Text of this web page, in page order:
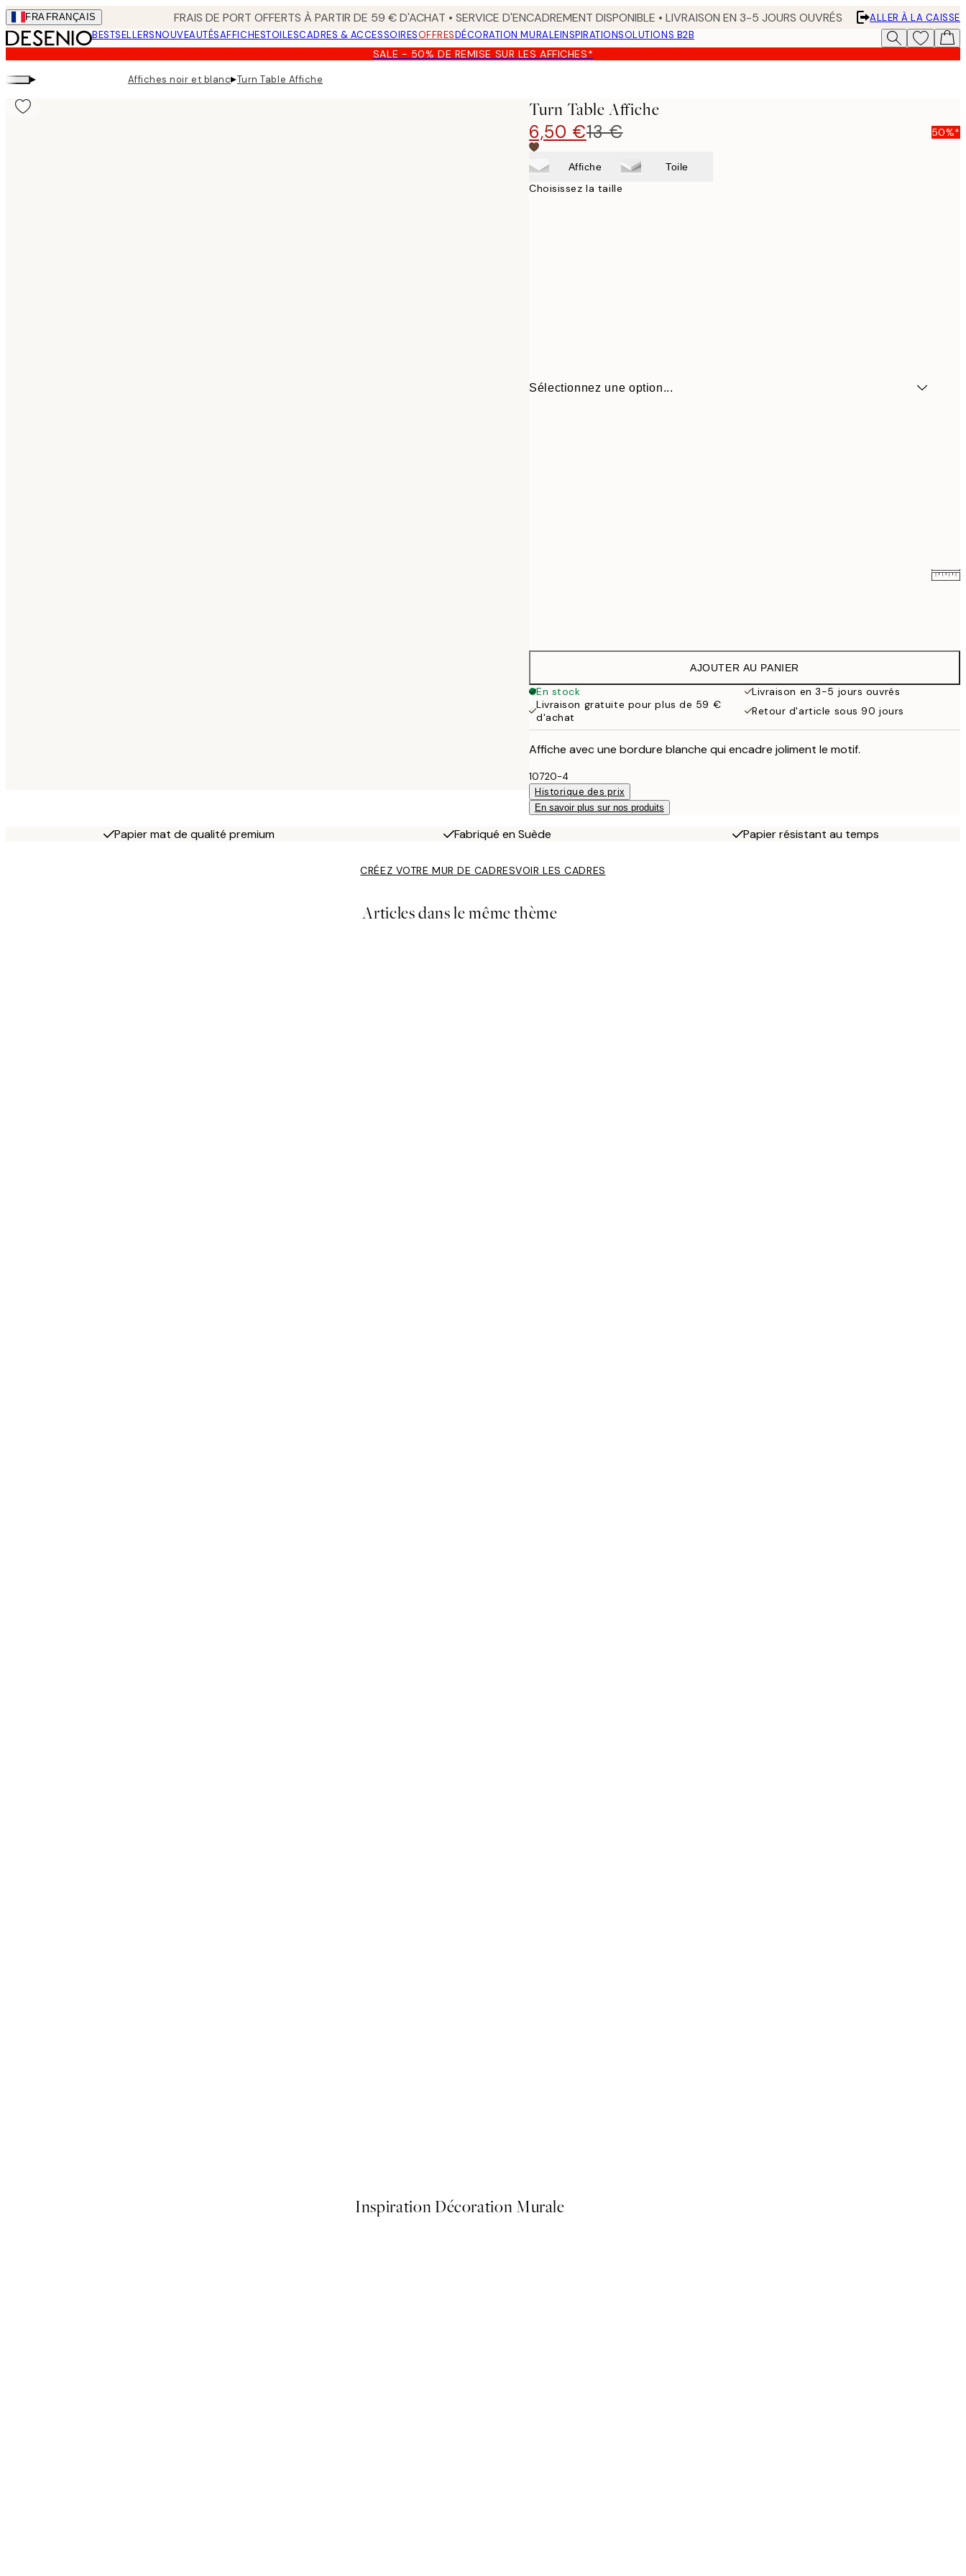
Skip
to
main
content.
FRA FRANÇAIS FRAIS DE PORT OFFERTS À PARTIR DE 59 € D'ACHAT • SERVICE D'ENCADREMENT DISPONIBLE • LIVRAISON EN 3-5 JOURS OUVRÉS
ALLER À LA CAISSE
BESTSELLERSNOUVEAUTÉSAFFICHESTOILESCADRES & ACCESSOIRESOFFRESDÉCORATION MURALEINSPIRATIONSOLUTIONS B2B
SALE - 50% DE REMISE SUR LES AFFICHES*
▸ Affiches noir et blanc▸Turn Table Affiche
Turn Table Affiche
6,50 €13 € 50%*
Affiche Toile
Choisissez la taille
Sélectionnez une option...
19,95 €
AJOUTER AU PANIER
En stock
Livraison en 3-5 jours ouvrés
Livraison gratuite pour plus de 59 €
d'achat
Retour d'article sous 90 jours
Affiche avec une bordure blanche qui encadre joliment le motif.
10720-4
Historique des prix
En savoir plus sur nos produits
Papier mat de qualité premium Fabriqué en Suède Papier résistant au temps
CRÉEZ VOTRE MUR DE CADRESVOIR LES CADRES
Articles dans le même thème
Inspiration Décoration Murale